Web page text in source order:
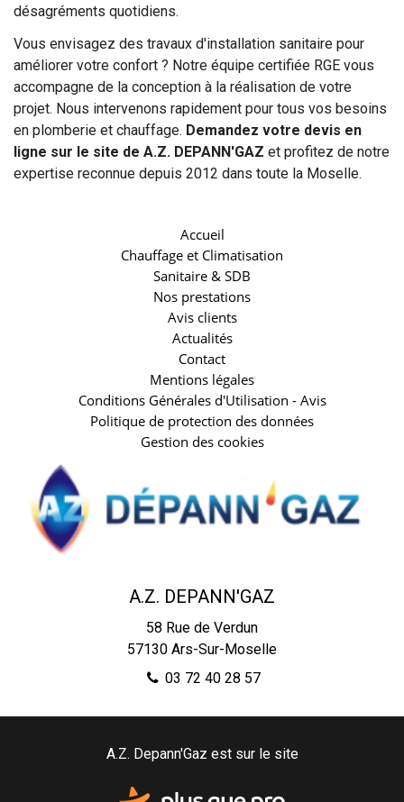
désagréments quotidiens.
Vous envisagez des travaux d'installation sanitaire pour
améliorer votre confort ? Notre équipe certifiée RGE vous
accompagne de la conception à la réalisation de votre
projet. Nous intervenons rapidement pour tous vos besoins
en plomberie et chauffage. Demandez votre devis en
ligne sur le site de A.Z. DEPANN'GAZ et profitez de notre
expertise reconnue depuis 2012 dans toute la Moselle.
Accueil
Chauffage et Climatisation
Sanitaire & SDB
Nos prestations
Avis clients
Actualités
Contact
Mentions légales
Conditions Générales d'Utilisation - Avis
Politique de protection des données
Gestion des cookies
A.Z. DEPANN'GAZ
58 Rue de Verdun
57130 Ars-Sur-Moselle
03 72 40 28 57
A.Z. Depann'Gaz est sur le site